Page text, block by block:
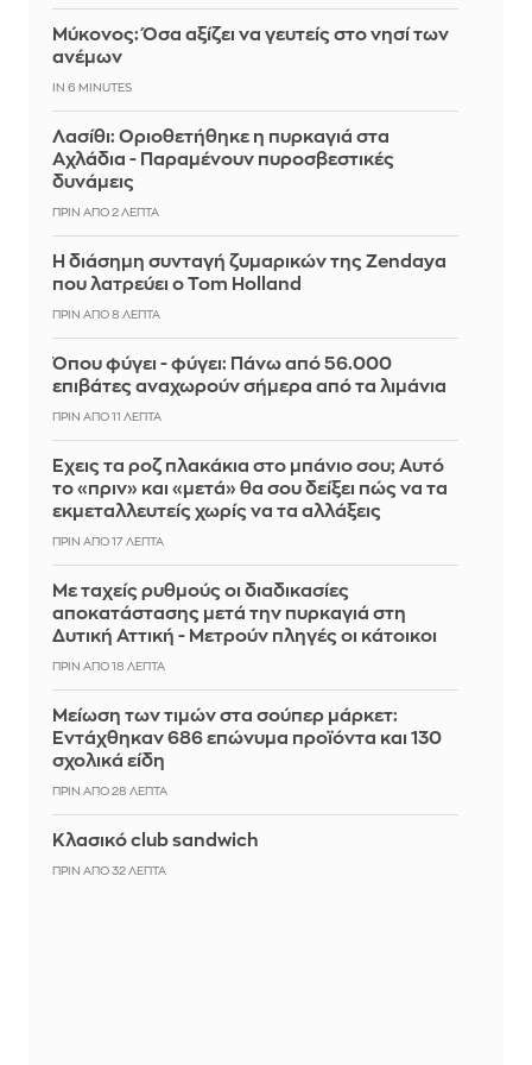
Μύκονος: Όσα αξίζει να γευτείς στο νησί των
ανέμων
IN 6 MINUTES
Λασίθι: Οριοθετήθηκε η πυρκαγιά στα
Αχλάδια - Παραμένουν πυροσβεστικές
δυνάμεις
ΠΡΙΝ ΑΠΌ 2 ΛΕΠΤΆ
Η διάσημη συνταγή ζυμαρικών της Zendaya
που λατρεύει ο Tom Holland
ΠΡΙΝ ΑΠΌ 8 ΛΕΠΤΆ
Όπου φύγει - φύγει: Πάνω από 56.000
επιβάτες αναχωρούν σήμερα από τα λιμάνια
ΠΡΙΝ ΑΠΌ 11 ΛΕΠΤΆ
Έχεις τα ροζ πλακάκια στο μπάνιο σου; Αυτό
το «πριν» και «μετά» θα σου δείξει πώς να τα
εκμεταλλευτείς χωρίς να τα αλλάξεις
ΠΡΙΝ ΑΠΌ 17 ΛΕΠΤΆ
Με ταχείς ρυθμούς οι διαδικασίες
αποκατάστασης μετά την πυρκαγιά στη
Δυτική Αττική - Μετρούν πληγές οι κάτοικοι
ΠΡΙΝ ΑΠΌ 18 ΛΕΠΤΆ
Μείωση των τιμών στα σούπερ μάρκετ:
Εντάχθηκαν 686 επώνυμα προϊόντα και 130
σχολικά είδη
ΠΡΙΝ ΑΠΌ 28 ΛΕΠΤΆ
Κλασικό club sandwich
ΠΡΙΝ ΑΠΌ 32 ΛΕΠΤΆ